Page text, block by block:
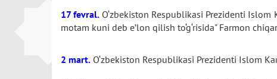
17 fevral. O‘zbekiston Respublikasi Prezidenti
motam kuni deb e’lon qilish to‘g‘risida" Farmon
2 mart. O‘zbekiston Respublikasi Prezidenti Islom